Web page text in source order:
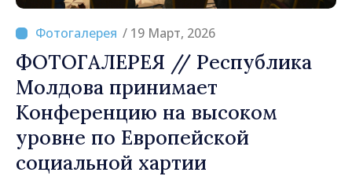
/ 19 Март, 2026
ФОТОГАЛЕРЕЯ // Республика
Молдова принимает
Конференцию на высоком
уровне по Европейской
социальной хартии